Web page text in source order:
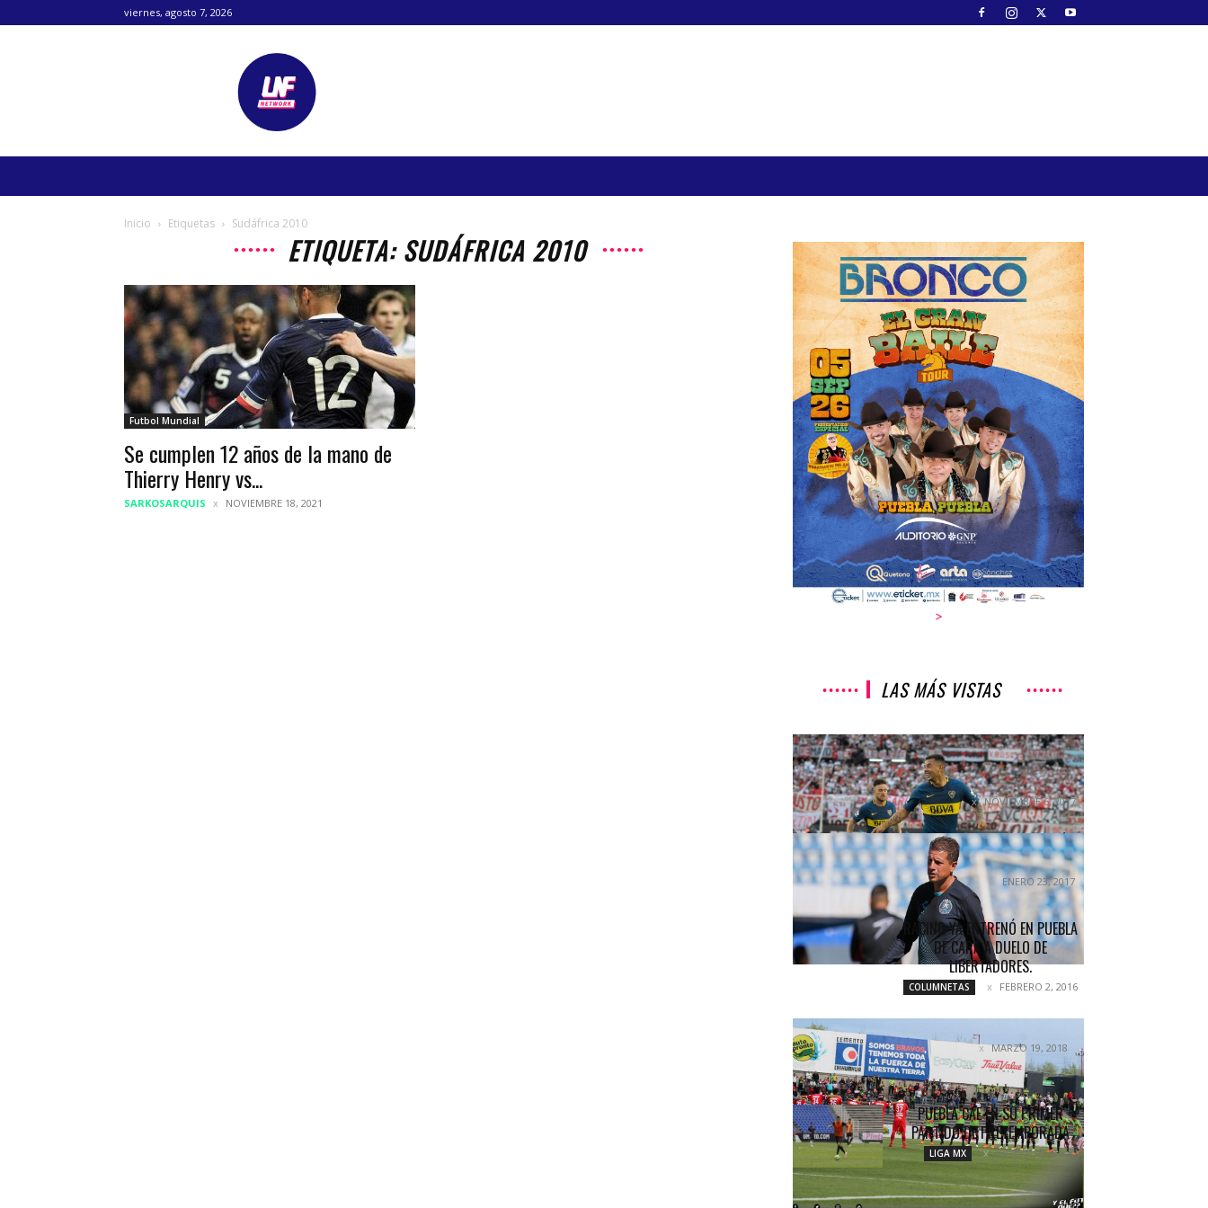
viernes, agosto 7, 2026
Lanetafutbolera
Inicio Etiquetas Sudáfrica 2010
ETIQUETA: SUDÁFRICA 2010
Futbol Mundial
Se cumplen 12 años de la mano de
Thierry Henry vs...
SARKOSARQUIS NOVIEMBRE 18, 2021
>
LAS MÁS VISTAS
GOLAZO DE CARDONA DA
TRIUNFO A BOCA EN EL SÚPER
CLÁSICO
NOTICIAS NOVIEMBRE 6, 2017
PUEBLA, COLECCIONANDO MÁS
PREGUNTAS QUE RESPUESTAS
COLUMNETAS ENERO 23, 2017
RACING YA ENTRENÓ EN PUEBLA
DE CARA A DUELO DE
LIBERTADORES.
COLUMNETAS FEBRERO 2, 2016
DE MAL EN PEOR
NOTICIAS MARZO 19, 2018
PUEBLA CAE EN SU PRIMER
PARTIDO DE PRETEMPORADA
LIGA MX JULIO 2, 2019